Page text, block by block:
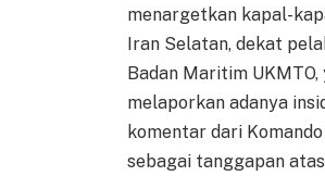
menargetkan kapal-
Iran Selatan, dekat
Badan Maritim
melaporkan adanya
komentar dari
sebagai tanggapan